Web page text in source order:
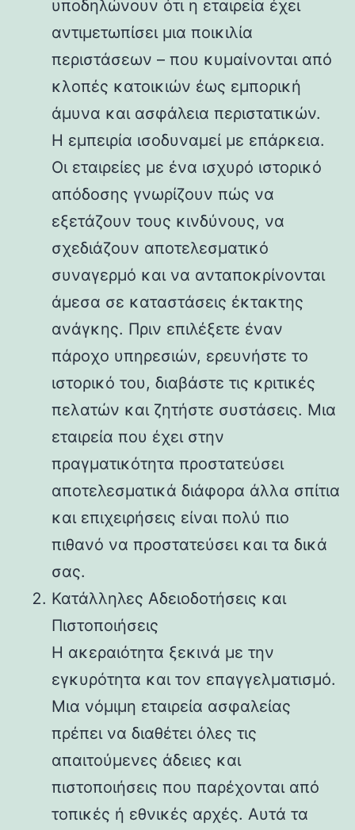
υποδηλώνουν ότι η εταιρεία έχει
αντιμετωπίσει μια ποικιλία
περιστάσεων – που κυμαίνονται από
κλοπές κατοικιών έως εμπορική
άμυνα και ασφάλεια περιστατικών.
Η εμπειρία ισοδυναμεί με επάρκεια.
Οι εταιρείες με ένα ισχυρό ιστορικό
απόδοσης γνωρίζουν πώς να
εξετάζουν τους κινδύνους, να
σχεδιάζουν αποτελεσματικό
συναγερμό και να ανταποκρίνονται
άμεσα σε καταστάσεις έκτακτης
ανάγκης. Πριν επιλέξετε έναν
πάροχο υπηρεσιών, ερευνήστε το
ιστορικό του, διαβάστε τις κριτικές
πελατών και ζητήστε συστάσεις. Μια
εταιρεία που έχει στην
πραγματικότητα προστατεύσει
αποτελεσματικά διάφορα άλλα σπίτια
και επιχειρήσεις είναι πολύ πιο
πιθανό να προστατεύσει και τα δικά
σας.
Κατάλληλες Αδειοδοτήσεις και
Πιστοποιήσεις
Η ακεραιότητα ξεκινά με την
εγκυρότητα και τον επαγγελματισμό.
Μια νόμιμη εταιρεία ασφαλείας
πρέπει να διαθέτει όλες τις
απαιτούμενες άδειες και
πιστοποιήσεις που παρέχονται από
τοπικές ή εθνικές αρχές. Αυτά τα